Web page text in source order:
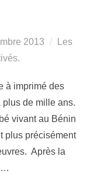
2013
Les
à imprimé des
plus de mille ans.
vivant au Bénin
plus précisément
Après la
…